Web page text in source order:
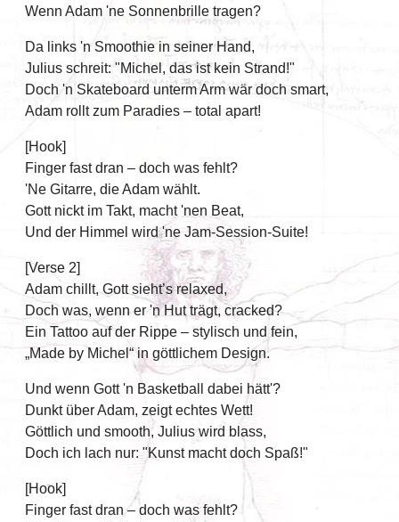
Wenn Adam 'ne Sonnenbrille tragen?
Da links 'n Smoothie in seiner Hand,
Julius schreit: "Michel, das ist kein Strand!"
Doch 'n Skateboard unterm Arm wär doch smart,
Adam rollt zum Paradies – total apart!
[Hook]
Finger fast dran – doch was fehlt?
'Ne Gitarre, die Adam wählt.
Gott nickt im Takt, macht 'nen Beat,
Und der Himmel wird 'ne Jam-Session-Suite!
[Verse 2]
Adam chillt, Gott sieht’s relaxed,
Doch was, wenn er 'n Hut trägt, cracked?
Ein Tattoo auf der Rippe – stylisch und fein,
„Made by Michel“ in göttlichem Design.
Und wenn Gott 'n Basketball dabei hätt'?
Dunkt über Adam, zeigt echtes Wett!
Göttlich und smooth, Julius wird blass,
Doch ich lach nur: "Kunst macht doch Spaß!"
[Hook]
Finger fast dran – doch was fehlt?